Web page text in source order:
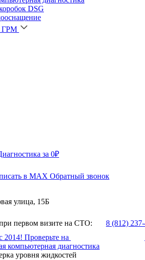
DSG
ГРМ
за 0₽
в MAX Обратный звонок
улица, 15Б
первом визите на СТО: 8 (812)
2014! Проверьте на
компьютерная диагностика
уровня жидкостей